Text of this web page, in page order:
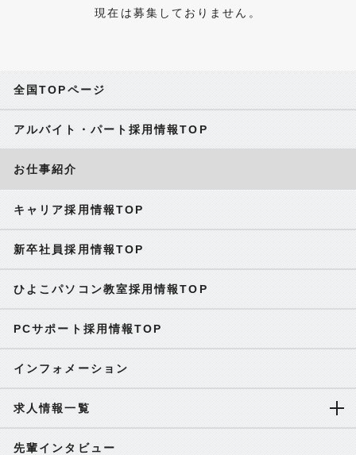
現在は募集しておりません。
全国TOPページ
アルバイト・パート採用情報TOP
お仕事紹介
キャリア採用情報TOP
新卒社員採用情報TOP
ひよこパソコン教室採用情報TOP
PCサポート採用情報TOP
インフォメーション
求人情報一覧
先輩インタビュー